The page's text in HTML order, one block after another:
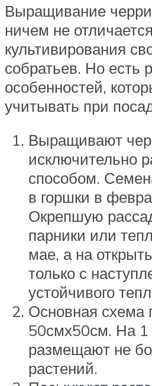
Выращивание черри
ничем не
культивирования
собратьев. Но есть
особенностей,
учитывать при
Выращивают
исключительно
способом.
в горшки в
Окрепшую
парники или
мае, а на
только с
устойчивого
Основная схема
50смх50см. На 1
размещают не
растений.